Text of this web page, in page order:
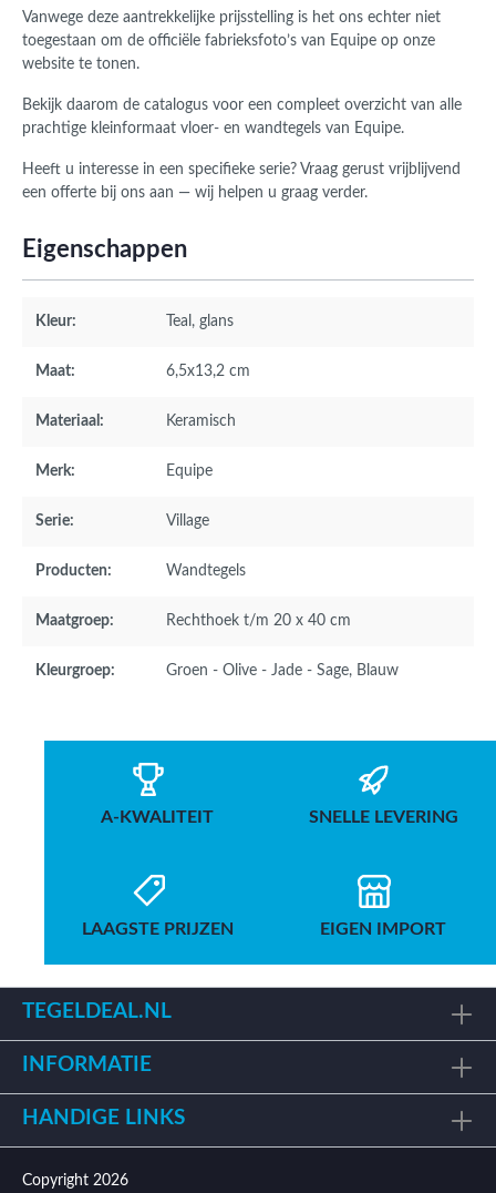
Vanwege deze aantrekkelijke prijsstelling is het ons echter niet
toegestaan om de officiële fabrieksfoto’s van Equipe op onze
website te tonen.
Bekijk daarom de catalogus voor een compleet overzicht van alle
prachtige kleinformaat vloer- en wandtegels van Equipe.
Heeft u interesse in een specifieke serie? Vraag gerust vrijblijvend
een offerte bij ons aan — wij helpen u graag verder.
Eigenschappen
Kleur: Teal , glans
Maat: 6,5x13,2 cm
Materiaal: Keramisch
Merk: Equipe
Serie: Village
Producten: Wandtegels
Maatgroep: Rechthoek t/m 20 x 40 cm
Kleurgroep: Groen - Olive - Jade - Sage, Blauw
A-KWALITEIT SNELLE LEVERING
LAAGSTE PRIJZEN EIGEN IMPORT
TEGELDEAL.NL
INFORMATIE
HANDIGE LINKS
Copyright 2026